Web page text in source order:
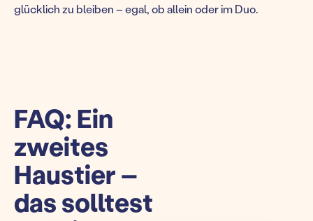
glücklich zu bleiben – egal, ob allein oder im Duo.
FAQ: Ein
zweites
Haustier –
das solltest